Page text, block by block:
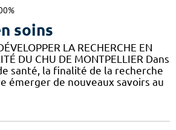
soins
LA RECHERCHE EN
DU CHU DE MONTPELLIER Dans
santé, la finalité de la recherche
émerger de nouveaux savoirs au